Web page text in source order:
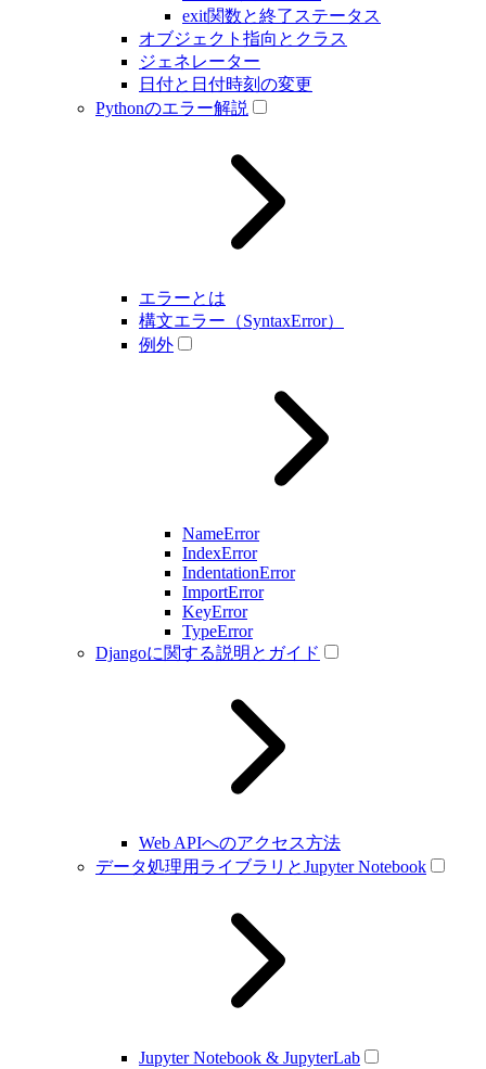
exit関数と終了ステータス
オブジェクト指向とクラス
ジェネレーター
日付と日付時刻の変更
Pythonのエラー解説
エラーとは
構文エラー（SyntaxError）
例外
NameError
IndexError
IndentationError
ImportError
KeyError
TypeError
Djangoに関する説明とガイド
Web APIへのアクセス方法
データ処理用ライブラリとJupyter Notebook
Jupyter Notebook & JupyterLab